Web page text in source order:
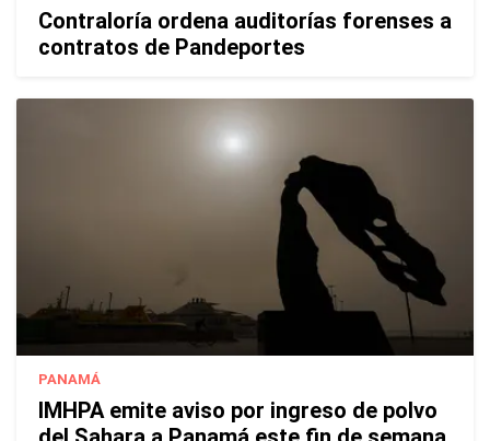
Contraloría ordena auditorías forenses a
contratos de Pandeportes
PANAMÁ
IMHPA emite aviso por ingreso de polvo